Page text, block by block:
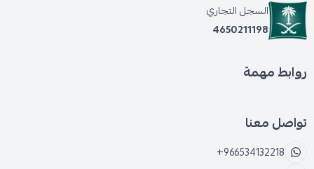
السجل التجاري
4650211198
روابط مهمة
تواصل معنا
+966534132218